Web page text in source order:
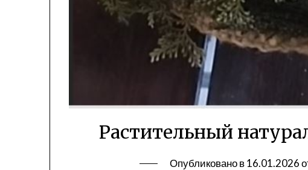
Растительный
Опубликовано в16.01.2026